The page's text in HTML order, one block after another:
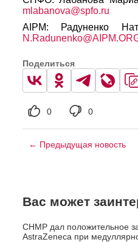
mlabanova@spfo.ru
AIPM: Радуненко
Поделиться
0 0
← Предыдущая новость
Вас может
CHMP дал положительное
AstraZeneca при